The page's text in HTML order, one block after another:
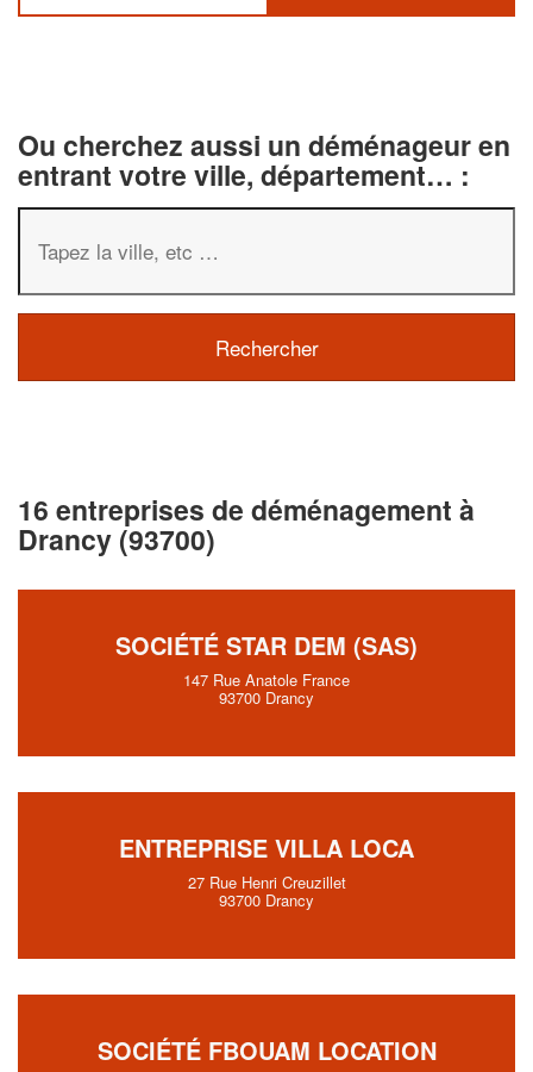
Ou cherchez aussi un déménageur en
entrant votre ville, département… :
16 entreprises de déménagement à
Drancy (93700)
SOCIÉTÉ STAR DEM (SAS)
147 Rue Anatole France
93700 Drancy
ENTREPRISE VILLA LOCA
27 Rue Henri Creuzillet
93700 Drancy
SOCIÉTÉ FBOUAM LOCATION